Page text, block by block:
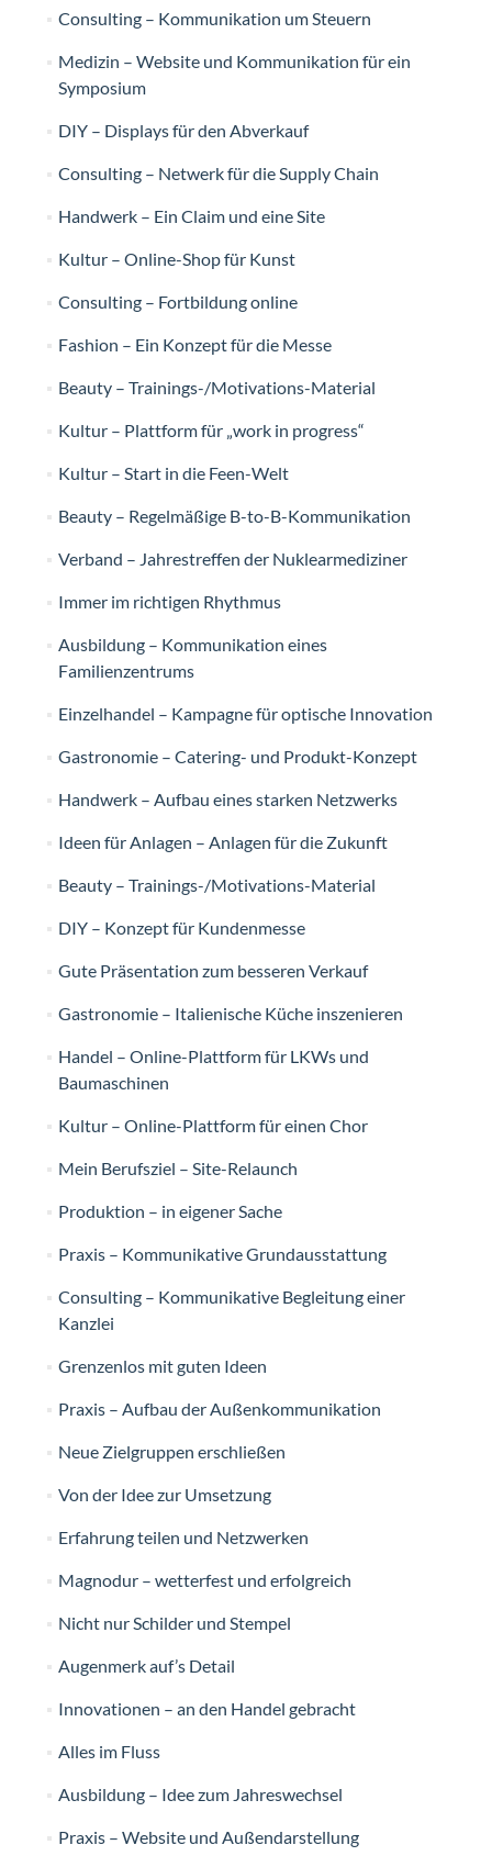
Consulting – Kommunikation um Steuern
Medizin – Website und Kommunikation für ein
Symposium
DIY – Displays für den Abverkauf
Consulting – Netwerk für die Supply Chain
Handwerk – Ein Claim und eine Site
Kultur – Online-Shop für Kunst
Consulting – Fortbildung online
Fashion – Ein Konzept für die Messe
Beauty – Trainings-/Motivations-Material
Kultur – Plattform für „work in progress“
Kultur – Start in die Feen-Welt
Beauty – Regelmäßige B-to-B-Kommunikation
Verband – Jahrestreffen der Nuklearmediziner
Immer im richtigen Rhythmus
Ausbildung – Kommunikation eines
Familienzentrums
Einzelhandel – Kampagne für optische Innovation
Gastronomie – Catering- und Produkt-Konzept
Handwerk – Aufbau eines starken Netzwerks
Ideen für Anlagen – Anlagen für die Zukunft
Beauty – Trainings-/Motivations-Material
DIY – Konzept für Kundenmesse
Gute Präsentation zum besseren Verkauf
Gastronomie – Italienische Küche inszenieren
Handel – Online-Plattform für LKWs und
Baumaschinen
Kultur – Online-Plattform für einen Chor
Mein Berufsziel – Site-Relaunch
Produktion – in eigener Sache
Praxis – Kommunikative Grundausstattung
Consulting – Kommunikative Begleitung einer
Kanzlei
Grenzenlos mit guten Ideen
Praxis – Aufbau der Außenkommunikation
Neue Zielgruppen erschließen
Von der Idee zur Umsetzung
Erfahrung teilen und Netzwerken
Magnodur – wetterfest und erfolgreich
Nicht nur Schilder und Stempel
Augenmerk auf’s Detail
Innovationen – an den Handel gebracht
Alles im Fluss
Ausbildung – Idee zum Jahreswechsel
Praxis – Website und Außendarstellung